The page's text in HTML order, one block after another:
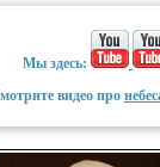
Мы здесь:
видео про